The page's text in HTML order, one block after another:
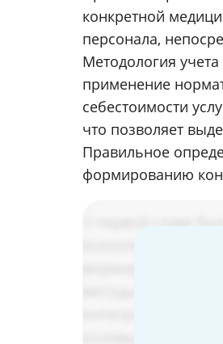
конкретной
персонала,
Методология
применение
себестоимости
что позволяет
Правильное
формированию